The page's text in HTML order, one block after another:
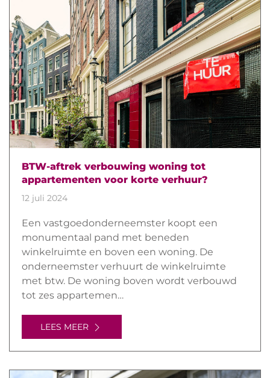
BTW-aftrek verbouwing woning tot
appartementen voor korte verhuur?
12 juli 2024
Een vastgoedonderneemster koopt een
monumentaal pand met beneden
winkelruimte en boven een woning. De
onderneemster verhuurt de winkelruimte
met btw. De woning boven wordt verbouwd
tot zes appartemen…
LEES MEER